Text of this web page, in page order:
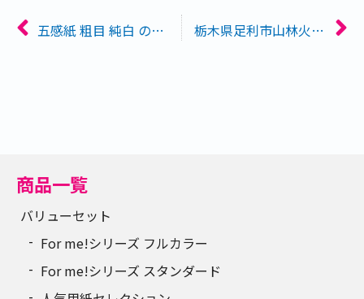
五感紙 粗目 純白 の受注を一時停止いたします 栃木県足利市山林火災募金の寄付のご報告
商品一覧
バリューセット
For me!シリーズ フルカラー
For me!シリーズ スタンダード